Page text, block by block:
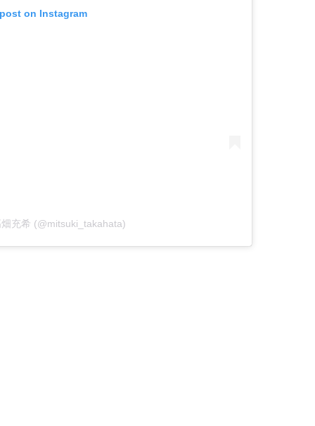
on Instagram
充希 (@mitsuki_takahata)